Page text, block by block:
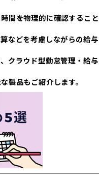
間を物理的に確認すること
などを考慮しながらの給与
クラウド型勤怠管理・給与
製品もご紹介します。